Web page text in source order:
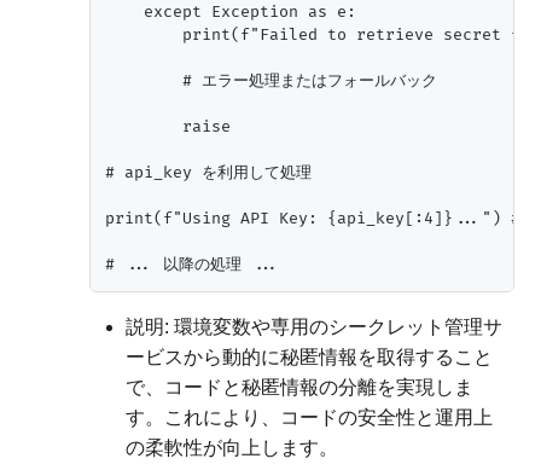
    except Exception as e:
print(f"Failed to retrieve secret
        # エラー処理またはフォールバック
        raise
# api_key を利用して処理
print(f"Using API Key: {api_key[:4]}...") # キー
説明: 環境変数や専用のシークレット管理サ
ービスから動的に秘匿情報を取得すること
で、コードと秘匿情報の分離を実現しま
す。これにより、コードの安全性と運用上
の柔軟性が向上します。